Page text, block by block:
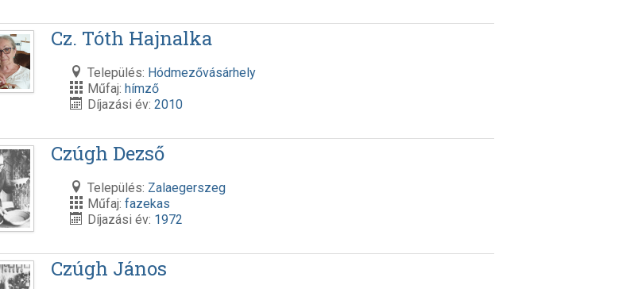
Cz. Tóth Hajnalka
Település: Hódmezővásárhely
Műfaj:hímző
Díjazási év:2010
Czúgh Dezső
Település: Zalaegerszeg
Műfaj:fazekas
Díjazási év: 1972
Czúgh János